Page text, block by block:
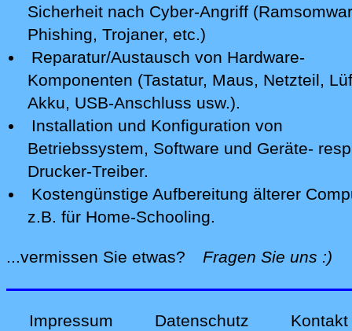
Sicherheit nach Cyber-Angriff
Phishing, Trojaner, etc.)
Reparatur/Austausch von Hardware-
Komponenten (Tastatur, Maus, Netzteil,
Akku, USB-Anschluss usw.).
Installation und Konfiguration von
Betriebssystem, Software und Geräte-
Drucker-Treiber.
Kostengünstige Aufbereitung älterer
z.B. für Home-Schooling.
...vermissen Sie etwas? Fragen Sie uns :)
Impressum Datenschutz
Kontakt